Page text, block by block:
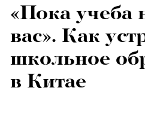
«Пока учеба
вас». Как
школьное
в Китае